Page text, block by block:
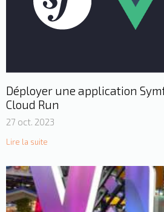
Déployer une application
Cloud Run
27 oct. 2023
Lire la suite